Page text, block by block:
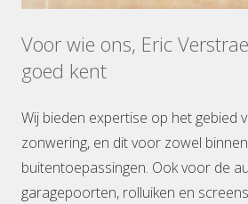
Voor wie ons, Eric
goed kent
Wij bieden expertise op het gebied
zonwering, en dit voor zowel
buitentoepassingen. Ook voor de
garagepoorten, rolluiken en